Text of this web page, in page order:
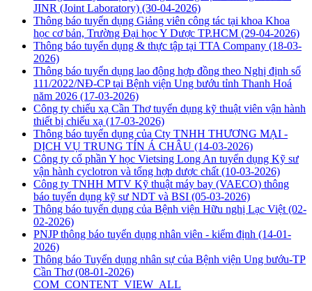
JINR (Joint Laboratory) (30-04-2026)
Thông báo tuyển dụng Giảng viên công tác tại khoa Khoa
học cơ bản, Trường Đại học Y Dược TP.HCM (29-04-2026)
Thông báo tuyển dụng & thực tập tại TTA Company (18-03-
2026)
Thông báo tuyển dụng lao động hợp đồng theo Nghị định số
111/2022/NĐ-CP tại Bệnh viện Ung bướu tỉnh Thanh Hoá
năm 2026 (17-03-2026)
Công ty chiếu xạ Cần Thơ tuyển dụng kỹ thuật viên vận hành
thiết bị chiếu xạ (17-03-2026)
Thông báo tuyển dụng của Cty TNHH THƯƠNG MẠI -
DỊCH VỤ TRUNG TÍN Á CHÂU (14-03-2026)
Công ty cổ phần Y học Vietsing Long An tuyển dụng Kỹ sư
vận hành cyclotron và tổng hợp dược chất (10-03-2026)
Công ty TNHH MTV Kỹ thuật máy bay (VAECO) thông
báo tuyển dụng kỹ sư NDT và BSI (05-03-2026)
Thông báo tuyển dụng của Bệnh viện Hữu nghị Lạc Việt (02-
02-2026)
PNJP thông báo tuyển dụng nhân viên - kiểm định (14-01-
2026)
Thông báo Tuyển dụng nhân sự của Bệnh viện Ung bướu-TP
Cần Thơ(08-01-2026)
COM_CONTENT_VIEW_ALL